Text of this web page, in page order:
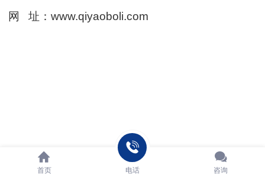
网 址：www.qiyaoboli.com
首页 电话 咨询